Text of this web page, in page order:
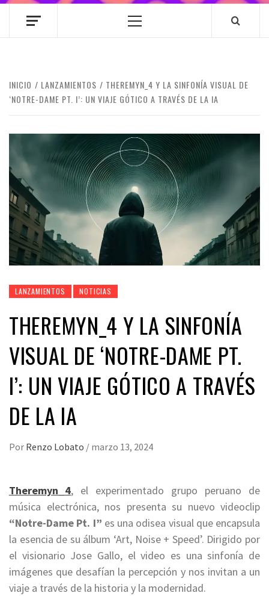
Menú
INICIO LANZAMIENTOS
THEREMYN_4 Y LA SINFONÍA VISUAL DE
‘NOTRE-DAME PT. I’: UN VIAJE GÓTICO A TRAVÉS DE LA IA
LANZAMIENTOS NOTICIAS
THEREMYN_4 Y LA SINFONÍA
VISUAL DE ‘NOTRE-DAME PT.
I’: UN VIAJE GÓTICO A TRAVÉS
DE LA IA
Por Renzo Lobato / marzo 13, 2024
Theremyn_4, el experimentado grupo peruano de
música electrónica, nos presenta su nuevo videoclip
“Notre-Dame Pt. I” es una odisea visual que encapsula
la esencia de su álbum ‘Art, Noise + Speed’. Dirigido por
el visionario Jose Gallo, el video es una sinfonía de
imágenes que desafían la percepción y nos invitan a un
viaje a través de la historia y la modernidad.